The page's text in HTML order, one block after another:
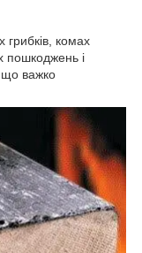
грибків, комах
пошкоджень і
що важко